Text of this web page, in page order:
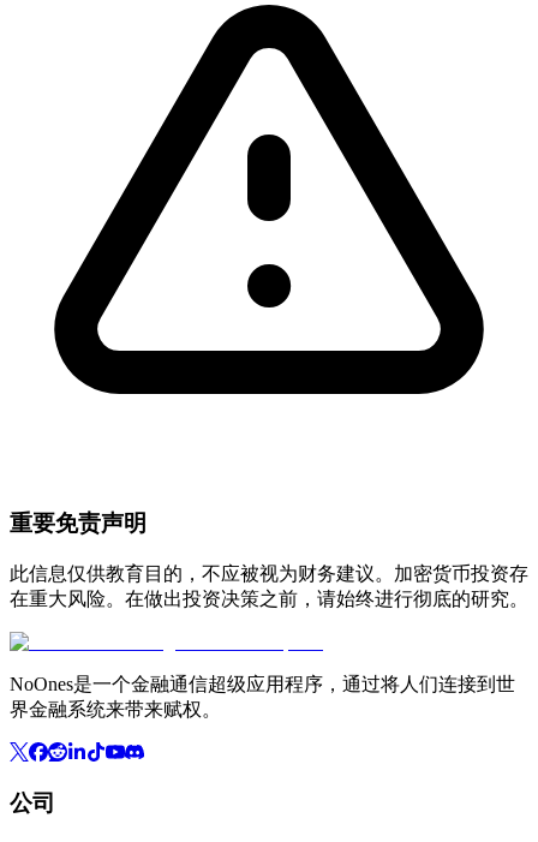
重要免责声明
此信息仅供教育目的，不应被视为财务建议。加密货币投资存
在重大风险。在做出投资决策之前，请始终进行彻底的研究。
NoOnes是一个金融通信超级应用程序，通过将人们连接到世
界金融系统来带来赋权。
公司